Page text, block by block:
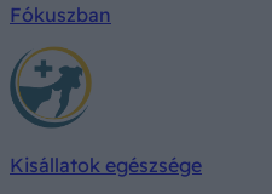
Fókuszban
Kisállatok egészsége